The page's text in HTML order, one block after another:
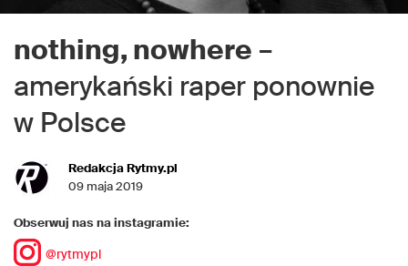
nothing, nowhere –
amerykański raper ponownie
w Polsce
Redakcja Rytmy.pl
09 maja 2019
Obserwuj nas na instagramie:
@rytmypl